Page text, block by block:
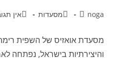
noga מסעדות אין
מסעדת אואזיס של השפית
והיצירתיות בישראל, נפתחה